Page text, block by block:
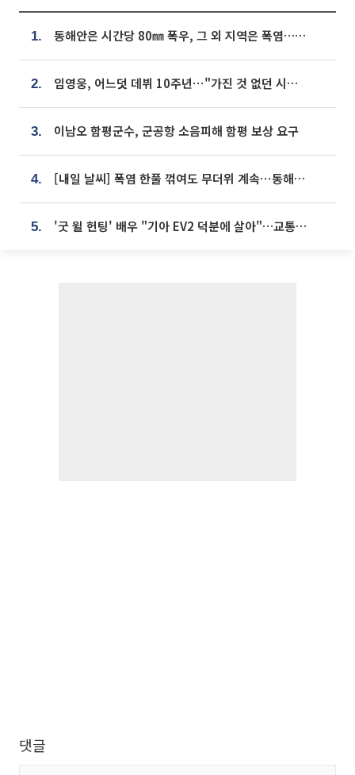
1. 동해안은 시간당 80㎜ 폭우, 그 외 지역은 폭염…‘극과 극 날씨’
2. 임영웅, 어느덧 데뷔 10주년⋯"가진 것 없던 시절, 내 앞엔 20명의 팬뿐"
3. 이남오 함평군수, 군공항 소음피해 함평 보상 요구
4. [내일 날씨] 폭염 한풀 꺾여도 무더위 계속⋯동해안 이틀 연속 비
5. '굿 윌 헌팅' 배우 "기아 EV2 덕분에 살아"…교통사고 후 안전성 극찬
댓글